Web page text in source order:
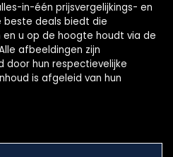
in-één prijsvergelijkings- en
beste deals biedt die
u op de hoogte houdt via de
afbeeldingen zijn
door hun respectievelijke
is afgeleid van hun